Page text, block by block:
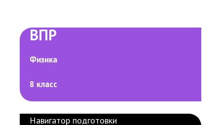
ВПР
Физика
8 класс
Навигатор подготовки